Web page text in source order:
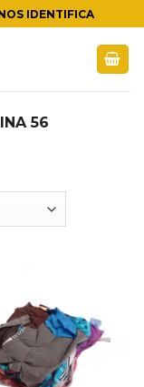
IDENTIFICA
56